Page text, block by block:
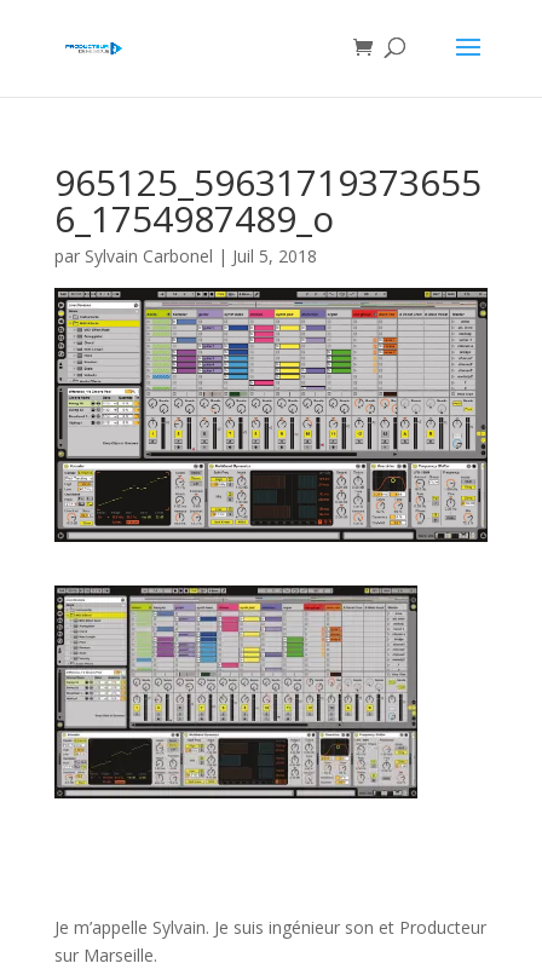
965125_59631719373655
6_1754987489_o
par Sylvain Carbonel | Juil 5, 2018
Je m’appelle Sylvain. Je suis ingénieur son et Producteur
sur Marseille.